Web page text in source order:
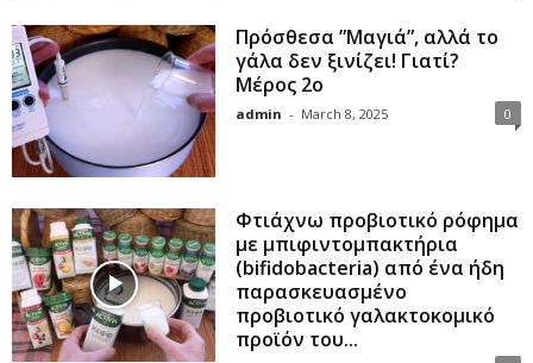
Πρόσθεσα ”Μαγιά”, αλλά το
γάλα δεν ξινίζει! Γιατί?
Μέρος 2ο
admin - March 8, 2025 0
Φτιάχνω προβιοτικό ρόφημα
με μπιφιντομπακτήρια
(bifidobacteria) από ένα ήδη
παρασκευασμένο
προβιοτικό γαλακτοκομικό
προϊόν του...